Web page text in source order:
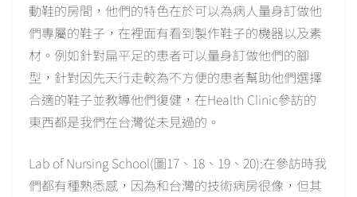
動鞋的房間，他們的特色在於可以為病人量身訂做他
們專屬的鞋子，在裡面有看到製作鞋子的機器以及素
材。例如針對扁平足的患者可以量身訂做他們的腳
型，針對因先天行走較為不方便的患者幫助他們選擇
合適的鞋子並教導他們復健，在Health Clinic參訪的
東西都是我們在台灣從未見過的。
Lab of Nursing School(圖17、18、19、20):在參訪時我
們都有種熟悉感，因為和台灣的技術病房很像，但其